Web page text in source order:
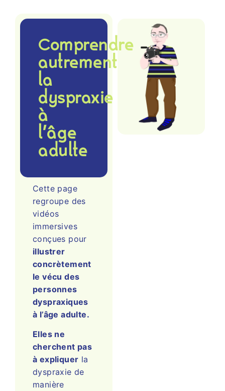
Comprendre
autrement
la
dyspraxie
à
l’âge
adulte
Cette page
regroupe des
vidéos
immersives
conçues pour
illustrer
concrètement
le vécu des
personnes
dyspraxiques
à l’âge adulte.
Elles ne
cherchent pas
à expliquer la
dyspraxie de
manière